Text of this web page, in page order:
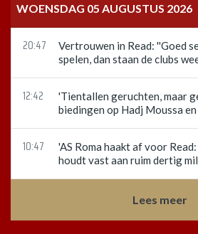
WOENSDAG 05 AUGUSTUS 2026
20:47
Vertrouwen in Read: ''Goed
spelen, dan staan de clubs
12:42
'Tientallen geruchten, maar
biedingen op Hadj Moussa en
10:47
'AS Roma haakt af voor
houdt vast aan ruim dertig
Lees meer